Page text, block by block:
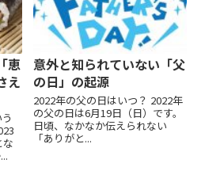
恵
え
意外と知られていない「父
の日」の起源
2022年の父の日はいつ？ 2022年
の父の日は6月19日（日）です。
日頃、なかなか伝えられない
「ありがと...